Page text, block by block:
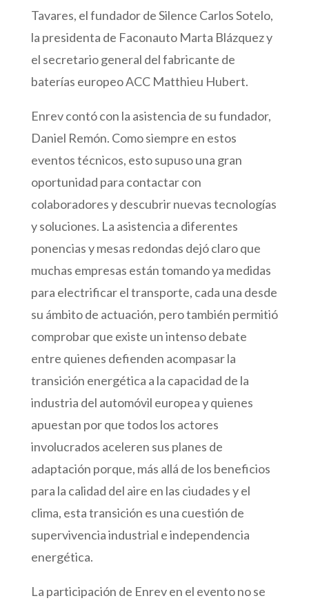
Tavares, el fundador de Silence Carlos Sotelo,
la presidenta de Faconauto Marta Blázquez y
el secretario general del fabricante de
baterías europeo ACC Matthieu Hubert.
Enrev contó con la asistencia de su fundador,
Daniel Remón. Como siempre en estos
eventos técnicos, esto supuso una gran
oportunidad para contactar con
colaboradores y descubrir nuevas tecnologías
y soluciones. La asistencia a diferentes
ponencias y mesas redondas dejó claro que
muchas empresas están tomando ya medidas
para electrificar el transporte, cada una desde
su ámbito de actuación, pero también permitió
comprobar que existe un intenso debate
entre quienes defienden acompasar la
transición energética a la capacidad de la
industria del automóvil europea y quienes
apuestan por que todos los actores
involucrados aceleren sus planes de
adaptación porque, más allá de los beneficios
para la calidad del aire en las ciudades y el
clima, esta transición es una cuestión de
supervivencia industrial e independencia
energética.
La participación de Enrev en el evento no se